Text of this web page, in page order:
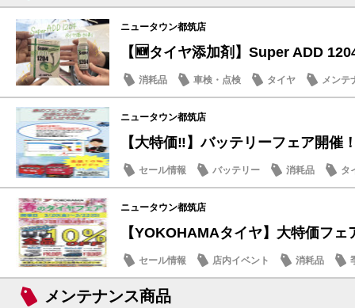
ニュータウン都筑店
【🆕タイヤ添加剤】Super ADD
消耗品 車検・点検 タイヤ メンテ
ニュータウン都筑店
【大特価‼️】バッテリーフェア開催
セール情報 バッテリー 消耗品 タ
ニュータウン都筑店
【YOKOHAMAタイヤ】大特価フェ
セール情報 店内イベント 消耗品
メンテナンス商品